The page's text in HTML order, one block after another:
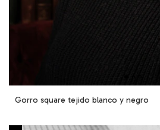
Gorro square tejido blanco y negro